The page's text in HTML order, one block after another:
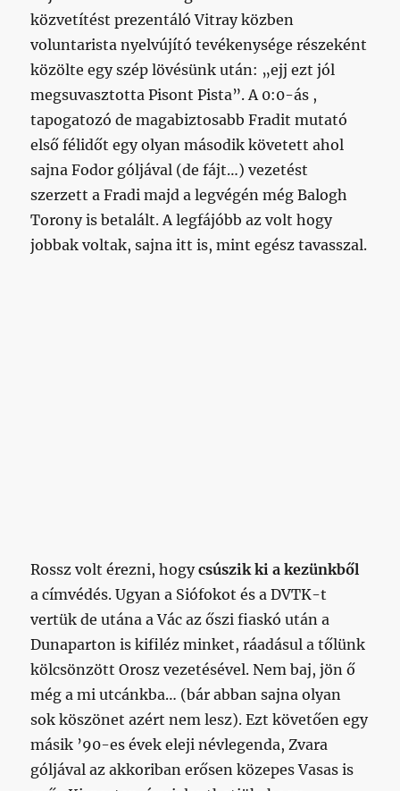
közvetítést prezentáló Vitray közben
voluntarista nyelvújító tevékenysége részeként
közölte egy szép lövésünk után: „ejj ezt jól
megsuvasztotta Pisont Pista”. A 0:0-ás ,
tapogatozó de magabiztosabb Fradit mutató
első félidőt egy olyan második követett ahol
sajna Fodor góljával (de fájt…) vezetést
szerzett a Fradi majd a legvégén még Balogh
Torony is betalált. A legfájóbb az volt hogy
jobbak voltak, sajna itt is, mint egész tavasszal.
Rossz volt érezni, hogycsúszik ki a kezünkből
a címvédés. Ugyan a Siófokot és a DVTK-t
vertük de utána a Vác az őszi fiaskó után a
Dunaparton is kifiléz minket, ráadásul a tőlünk
kölcsönzött Orosz vezetésével. Nem baj, jön ő
még a mi utcánkba… (bár abban sajna olyan
sok köszönet azért nem lesz). Ezt követően egy
másik ’90-es évek eleji névlegenda, Zvara
góljával az akkoriban erősen közepes Vasas is